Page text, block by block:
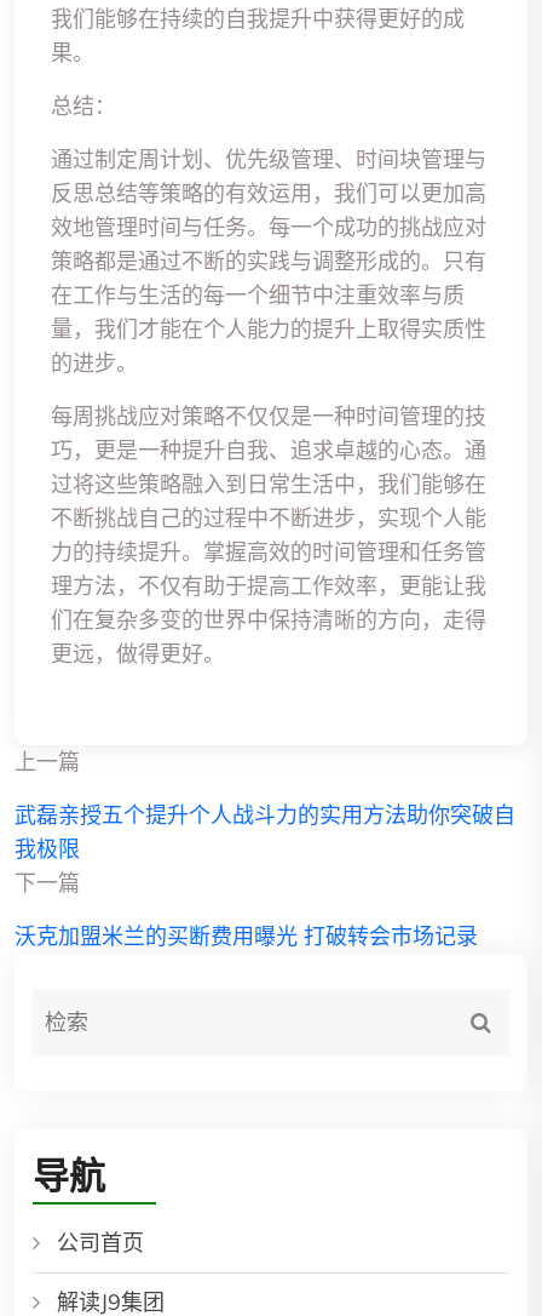
我们能够在持续的自我提升中获得更好的成
果。
总结：
通过制定周计划、优先级管理、时间块管理与
反思总结等策略的有效运用，我们可以更加高
效地管理时间与任务。每一个成功的挑战应对
策略都是通过不断的实践与调整形成的。只有
在工作与生活的每一个细节中注重效率与质
量，我们才能在个人能力的提升上取得实质性
的进步。
每周挑战应对策略不仅仅是一种时间管理的技
巧，更是一种提升自我、追求卓越的心态。通
过将这些策略融入到日常生活中，我们能够在
不断挑战自己的过程中不断进步，实现个人能
力的持续提升。掌握高效的时间管理和任务管
理方法，不仅有助于提高工作效率，更能让我
们在复杂多变的世界中保持清晰的方向，走得
更远，做得更好。
上一篇
武磊亲授五个提升个人战斗力的实用方法助你突破自
我极限
下一篇
沃克加盟米兰的买断费用曝光 打破转会市场记录
导航
公司首页
解读J9集团